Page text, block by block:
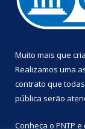
Muito mais que
Realizamos uma
contrato que
pública serão
Conheça o PNTP e